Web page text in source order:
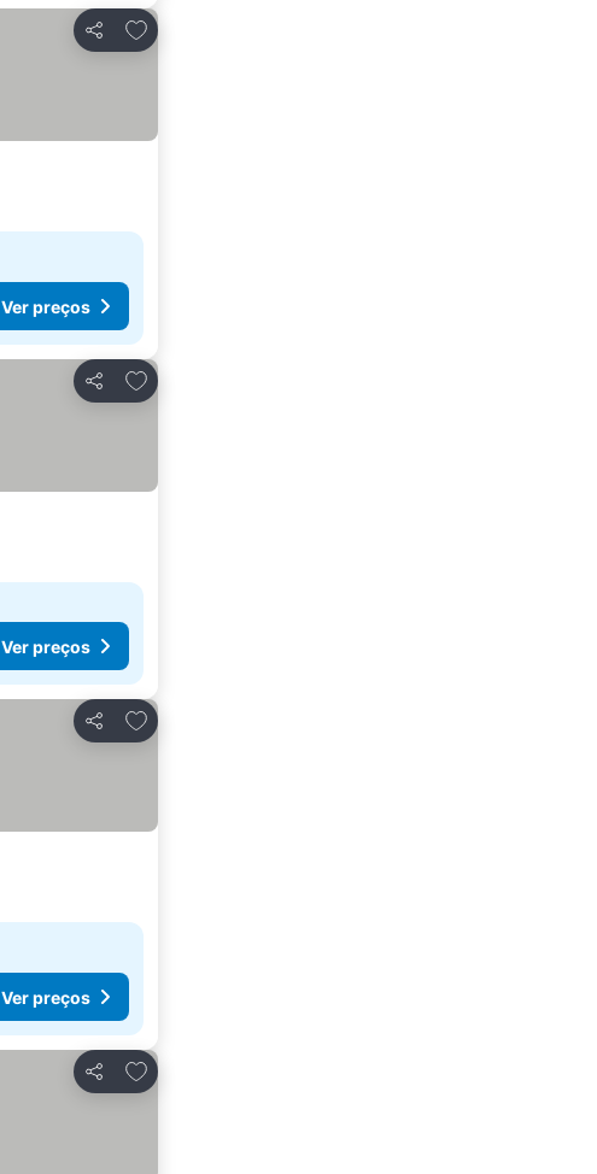
Partilhar
Adicionar aos favoritos
Ver preços
Partilhar
Adicionar aos favoritos
Ver preços
Partilhar
Adicionar aos favoritos
Ver preços
Partilhar
Adicionar aos favoritos